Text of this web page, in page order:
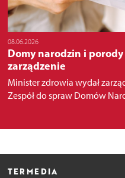
08.06.2026
Domy narodzin i
zarządzenie
Minister zdrowia wydał
Zespół do spraw Domów
TERMEDIA